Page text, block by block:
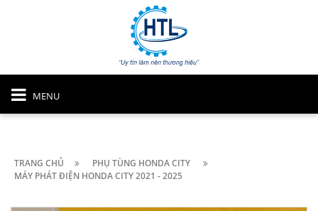
MENU
TRANG CHỦ
PHỤ TÙNG HONDA CITY
MÁY PHÁT ĐIỆN HONDA CITY 2021 - 2025